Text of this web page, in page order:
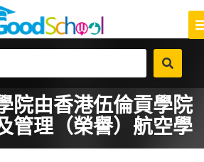
院由香港伍倫貢學院
管理（榮譽）航空學